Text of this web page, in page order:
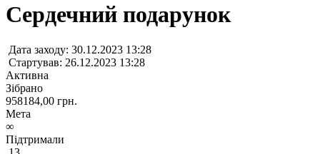
Сердечний подарунок
Дата заходу: 30.12.2023 13:28
Стартував: 26.12.2023 13:28
Активна
Зібрано
958184,00 грн.
Мета
∞
Підтримали